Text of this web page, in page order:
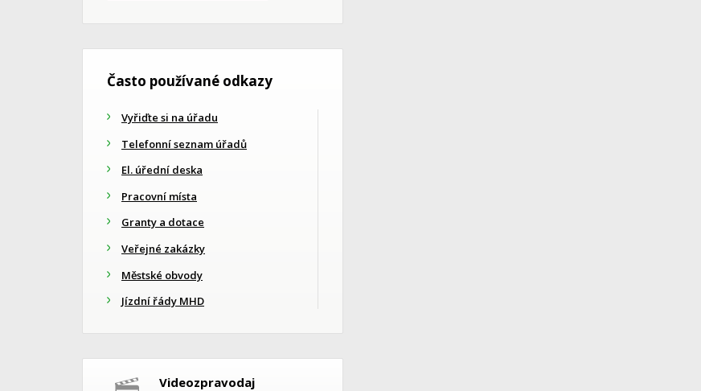
Často používané odkazy
Vyřiďte si na úřadu
Telefonní seznam úřadů
El. úřední deska
Pracovní místa
Granty a dotace
Veřejné zakázky
Městské obvody
Jízdní řády MHD
Videozpravodaj